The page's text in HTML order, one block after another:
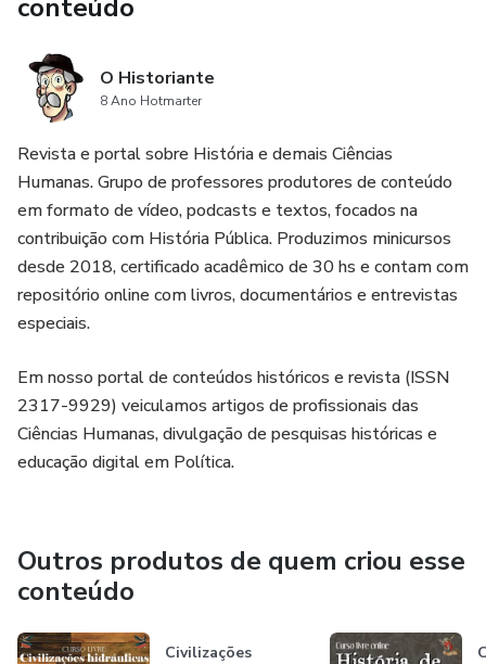
ensino, ensino e mídias digitais, produção e elaboração de
- Pablo Michel Magalhães
Mestre em História (UEFS)
Especialista em Filosofia (UCAM)
Ex-professor da Universidade de Pernambuco e do Centro
de Ensino Superior do Vale do São Francisco, ministrando
as disciplinas de Historiografia e Teoria da História.
Concentra suas pesquisas em memória, identidade
regional, cotidiano urbano e história das navegações no
Vale do São Francisco. Autor do livro "Olhares da cidade:
cotidiano urbano e as navegações no Velho Chico" (2021).
conteúdo
O Historiante
8 Ano Hotmarter
Revista e portal sobre História e demais Ciências
Humanas. Grupo de professores produtores de conteúdo
em formato de vídeo, podcasts e textos, focados na
contribuição com História Pública. Produzimos minicursos
desde 2018, certificado acadêmico de 30 hs e contam com
repositório online com livros, documentários e entrevistas
especiais.
Em nosso portal de conteúdos históricos e revista (ISSN
2317-9929) veiculamos artigos de profissionais das
Ciências Humanas, divulgação de pesquisas históricas e
educação digital em Política.
Outros produtos de quem criou esse
conteúdo
Civilizações